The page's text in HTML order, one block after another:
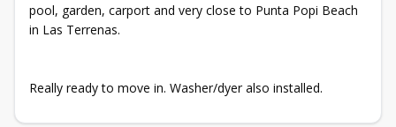
pool, garden, carport and very close to Punta Popi Beach
in Las Terrenas.
Really ready to move in. Washer/dyer also installed.